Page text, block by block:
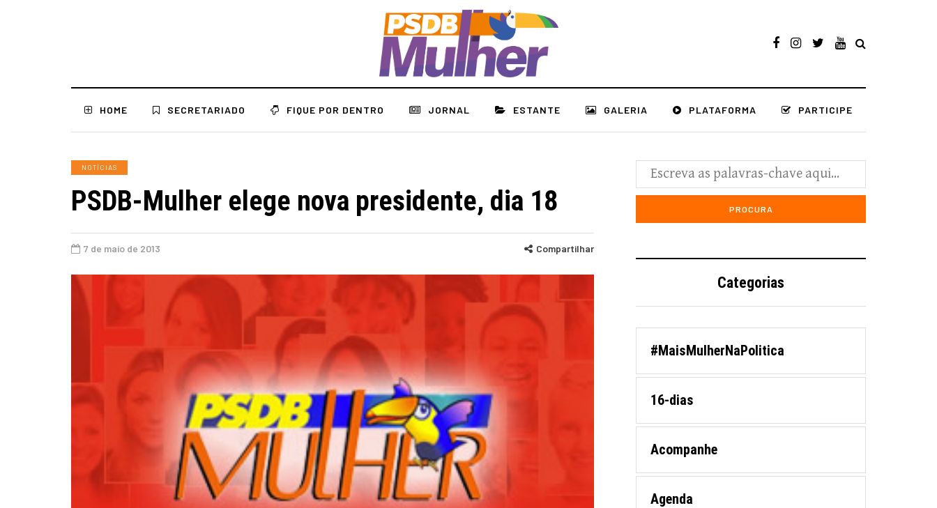
HOME SECRETARIADO FIQUE POR DENTRO JORNAL ESTANTE GALERIA PLATAFORMA PARTICIPE
NOTÍCIAS
PSDB-Mulher elege nova presidente, dia 18
7 de maio de 2013 Compartilhar
Categorias
#MaisMulherNaPolitica
16-dias
Acompanhe
Agenda